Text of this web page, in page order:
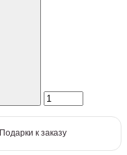
Подарки к заказу